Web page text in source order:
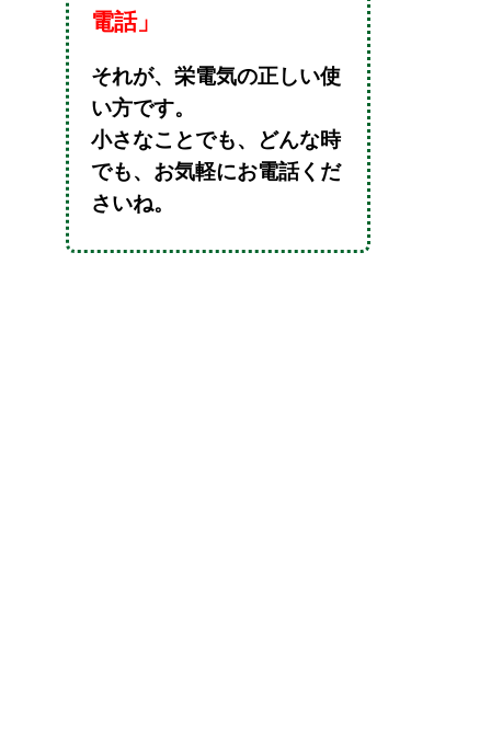
電話」
それが、栄電気の正しい使
い方です。
小さなことでも、どんな時
でも、お気軽にお電話くだ
さいね。